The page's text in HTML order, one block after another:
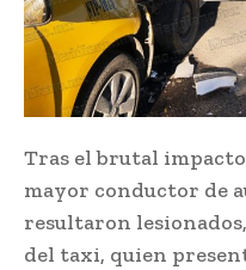
Tras el brutal
mayor conductor de
resultaron
del taxi, quien